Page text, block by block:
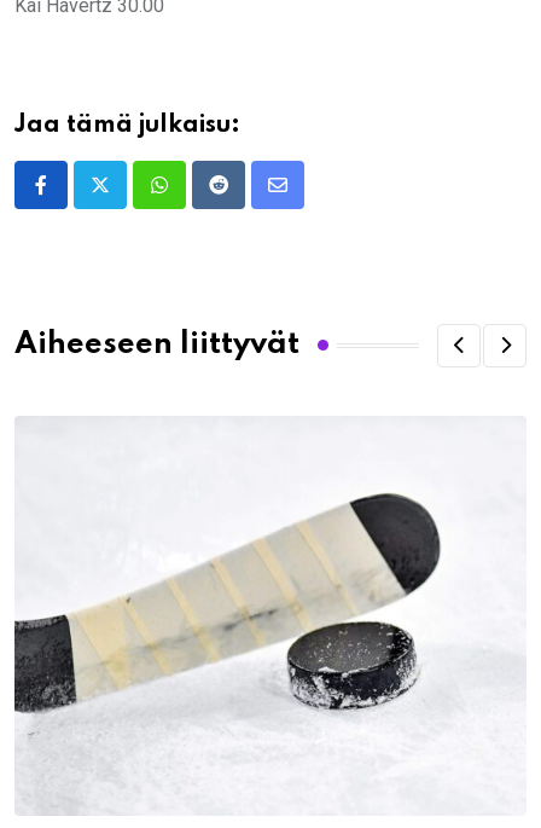
Kai Havertz 30.00
Jaa tämä julkaisu:
WhatsappRedditShare
Aiheeseen liittyvät